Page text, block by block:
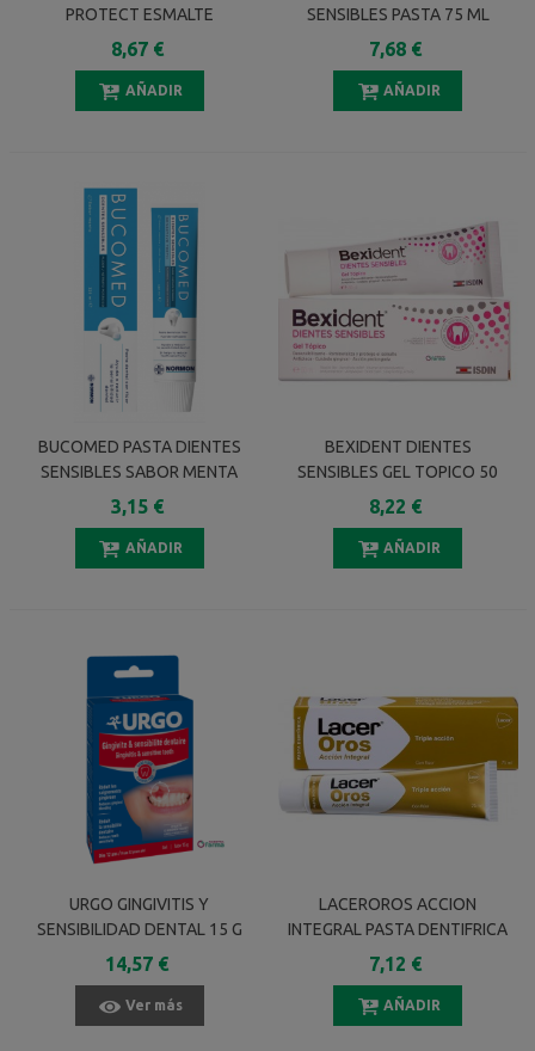
PROTECT ESMALTE
INTENSIVO 75 ML
8,67 €
AÑADIR
SENSIBLES PASTA 75 ML
7,68 €
AÑADIR
BUCOMED PASTA DIENTES
SENSIBLES SABOR MENTA
125 ML
3,15 €
AÑADIR
BEXIDENT DIENTES
SENSIBLES GEL TOPICO 50
ML
8,22 €
AÑADIR
URGO GINGIVITIS Y
SENSIBILIDAD DENTAL 15 G
14,57 €
Ver más
LACEROROS ACCION
INTEGRAL PASTA DENTIFRICA
75 ML
7,12 €
AÑADIR